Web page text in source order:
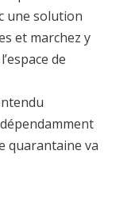
une solution
et marchez y
de
quarantaine va